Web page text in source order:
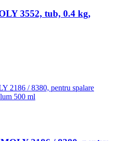
3552, tub, 0.4 kg,